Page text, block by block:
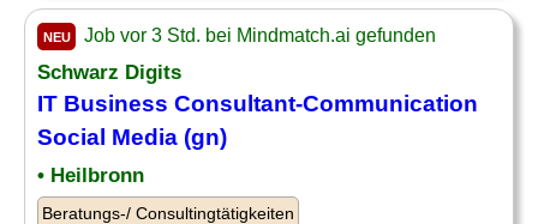
NEU Job vor 3 Std. bei Mindmatch.ai gefunden
Schwarz Digits
IT Business Consultant-Communication
Social Media (gn)
• Heilbronn
Beratungs-/ Consultingtätigkeiten